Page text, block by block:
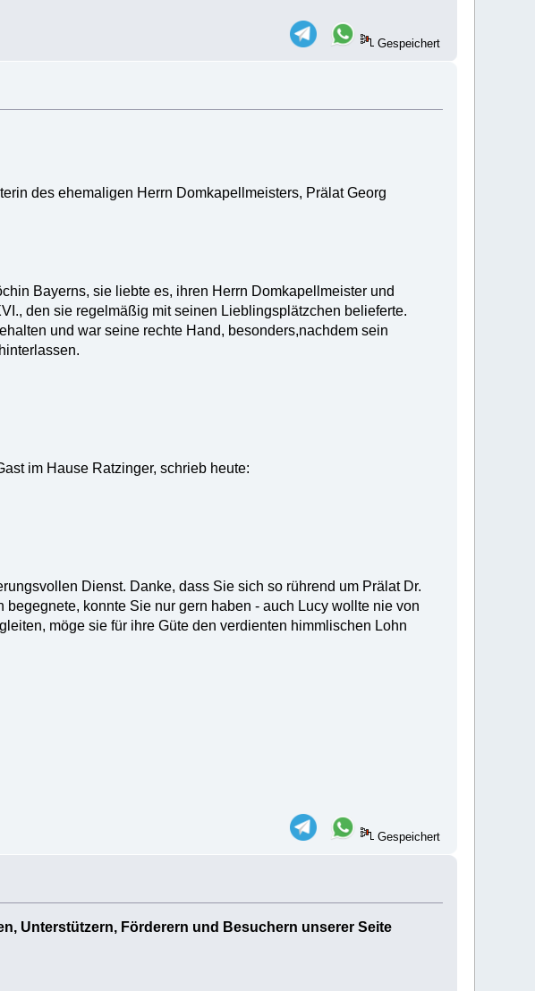
Gespeichert
des ehemaligen Herrn Domkapellmeisters, Prälat Georg
Bayerns, sie liebte es, ihren Herrn Domkapellmeister und
den sie regelmäßig mit seinen Lieblingsplätzchen belieferte.
und war seine rechte Hand, besonders,nachdem sein
im Hause Ratzinger, schrieb heute:
Dienst. Danke, dass Sie sich so rührend um Prälat Dr.
konnte Sie nur gern haben - auch Lucy wollte nie von
möge sie für ihre Güte den verdienten himmlischen Lohn
Gespeichert
Unterstützern, Förderern und Besuchern unserer Seite